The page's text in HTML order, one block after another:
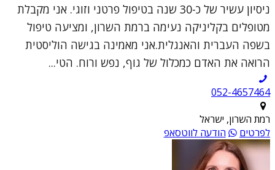
ניסיון עשיר של כ-30 שנה בטיפול פרטני וזוגי. אני מקבלת
מטופלים בקליניקה נעימה ברמת השרון, ומציעה טיפול
בשפה העברית והאנגלית.אני מאמינה בגישה הוליסטית
הרואה את האדם כמכלול של גוף, נפש ורוח. הטי...
052-4657464
רמת השרון, ישראל
לפרטים
הודעה לווטסאפ